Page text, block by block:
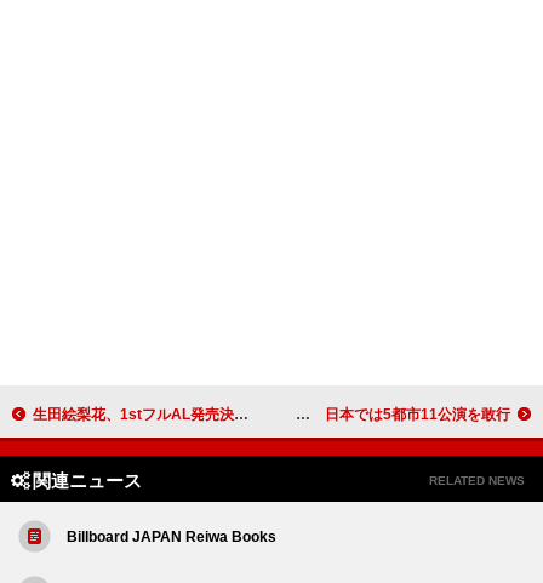
生田絵梨花、1stフルAL発売決定 TVアニメ『本好きの下剋上 領主の養女』EDテーマ含む全11曲 ILLIT、初のライブツアー開催決定 日本では5都市11公演を敢行
関連ニュース RELATED NEWS
Billboard JAPAN Reiwa Books